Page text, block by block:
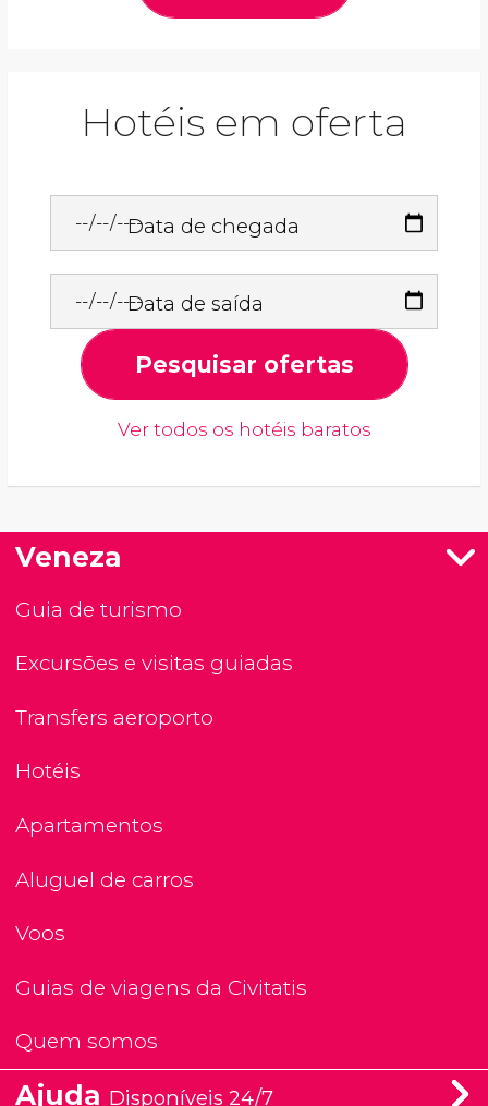
Hotéis em oferta
Data de chegada
Data de saída
Pesquisar ofertas
Ver todos os hotéis baratos
Veneza
Guia de turismo
Excursões e visitas guiadas
Transfers aeroporto
Hotéis
Apartamentos
Aluguel de carros
Voos
Guias de viagens da Civitatis
Quem somos
Ajuda Disponíveis 24/7